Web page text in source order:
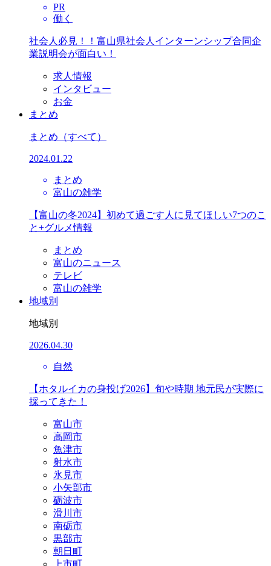
PR
働く
社会人必見！！富山県社会人インターンシップ合同企
業説明会が面白い！
求人情報
インタビュー
お金
まとめ
まとめ （すべて）
2024.01.22
まとめ
富山の雑学
【富山の冬2024】初めて過ごす人に見てほしい7つのこ
と+グルメ情報
まとめ
富山のニュース
テレビ
富山の雑学
地域別
地域別
2026.04.30
自然
【ホタルイカの身投げ2026】旬や時期 地元民が実際に
採ってきた！
富山市
高岡市
魚津市
射水市
氷見市
小矢部市
砺波市
滑川市
南砺市
黒部市
朝日町
上市町